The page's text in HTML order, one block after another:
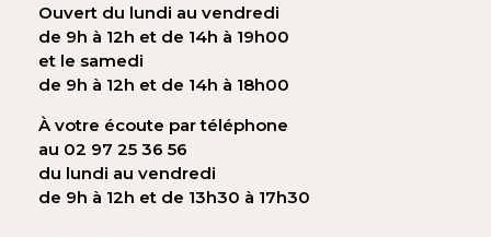
Ouvert du lundi au vendredi
de 9h à 12h et de 14h à 19h00
et le samedi
de 9h à 12h et de 14h à 18h00
À votre écoute par téléphone
au 02 97 25 36 56
du lundi au vendredi
de 9h à 12h et de 13h30 à 17h30